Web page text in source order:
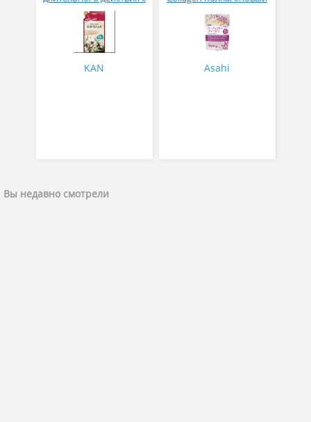
аромакапсулами с
экзотическим ароматом
500 мл
KAN
плацентой и
изофлавонами сои 228
гр
Asahi
Вы недавно смотрели